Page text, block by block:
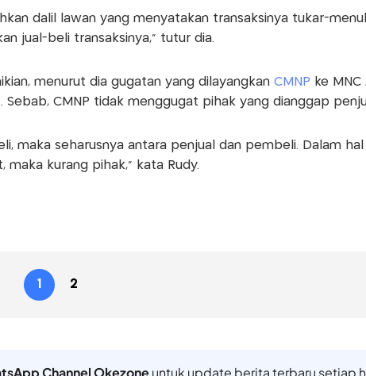
dalil lawan yang menyatakan transaksinya tukar-
jual-beli transaksinya," tutur dia.
menurut dia gugatan yang dilayangkanCMNP ke MNC
Sebab, CMNP tidak menggugat pihak yang dianggap
maka seharusnya antara penjual dan pembeli. Dalam hal
maka kurang pihak," kata Rudy.
1 2
Channel Okezoneuntuk update berita terbaru setiap